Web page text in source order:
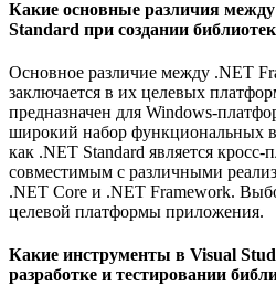
Какие основные различия
Standard при создании
Основное различие между .NET
заключается в их целевых
предназначен для Windows-
широкий набор функциональных
как .NET Standard является
совместимым с различными
.NET Core и .NET Framework.
целевой платформы приложения.
Какие инструменты в Visual
разработке и тестировании